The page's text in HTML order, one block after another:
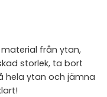
från ytan,
storlek, ta bort
hela ytan och jämna